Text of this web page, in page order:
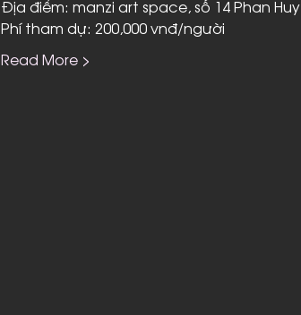
Địa điểm: manzi art space, số 14 Phan
Phí tham dự: 200,000 vnđ/người
Read More >